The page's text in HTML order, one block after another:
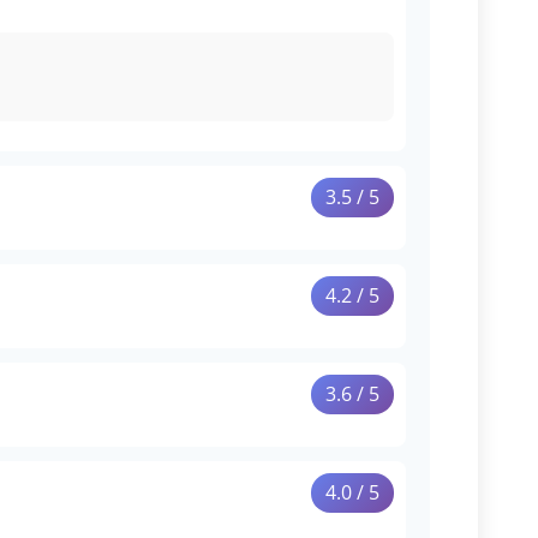
3.5 / 5
4.2 / 5
3.6 / 5
4.0 / 5